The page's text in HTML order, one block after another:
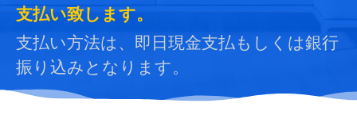
支払い致します。
支払い方法は、即日現金支払もしくは銀行
振り込みとなります。